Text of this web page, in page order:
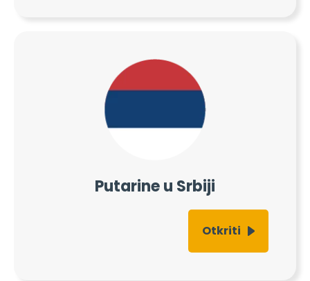
Putarine u Srbiji
Otkriti